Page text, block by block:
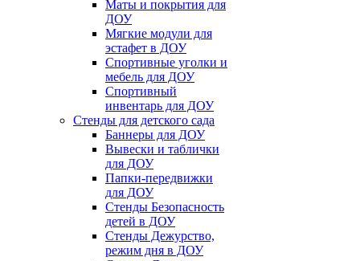
Маты и покрытия для
ДОУ
Мягкие модули для
эстафет в ДОУ
Спортивные уголки и
мебель для ДОУ
Спортивный
инвентарь для ДОУ
Стенды для детского сада
Баннеры для ДОУ
Вывески и таблички
для ДОУ
Папки-передвижки
для ДОУ
Стенды Безопасность
детей в ДОУ
Стенды Дежурство,
режим дня в ДОУ